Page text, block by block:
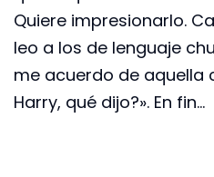
Quiere impresionarlo.
leo a los de lenguaje
me acuerdo de aquella
Harry, qué dijo?». En fin…